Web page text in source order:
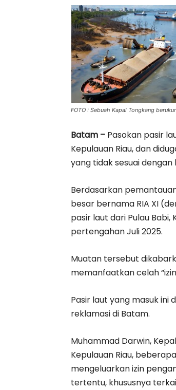
FOTO : Sebuah Kapal Tongkang
Batam – Pasokan pasir
Kepulauan Riau, dan
yang tidak sesuai
Berdasarkan
besar bernama RIA XI
pasir laut dari Pulau
pertengahan Juli 2025.
Muatan tersebut
memanfaatkan celah
Pasir laut yang masuk
reklamasi di Batam.
Muhammad Darwin,
Kepulauan Riau,
mengeluarkan izin
tertentu, khususnya